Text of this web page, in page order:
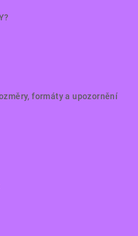
formáty a upozornění